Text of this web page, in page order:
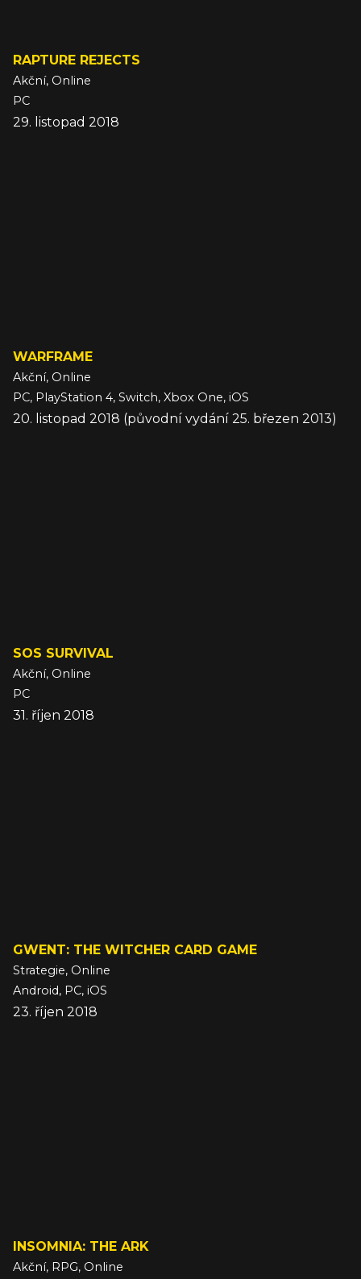
RAPTURE REJECTS
Akční, Online
PC
29. listopad 2018
WARFRAME
Akční, Online
PC, PlayStation 4, Switch, Xbox One, iOS
20. listopad 2018 (původní vydání 25. březen 2013)
SOS SURVIVAL
Akční, Online
PC
31. říjen 2018
GWENT: THE WITCHER CARD GAME
Strategie, Online
Android, PC, iOS
23. říjen 2018
INSOMNIA: THE ARK
Akční, RPG, Online